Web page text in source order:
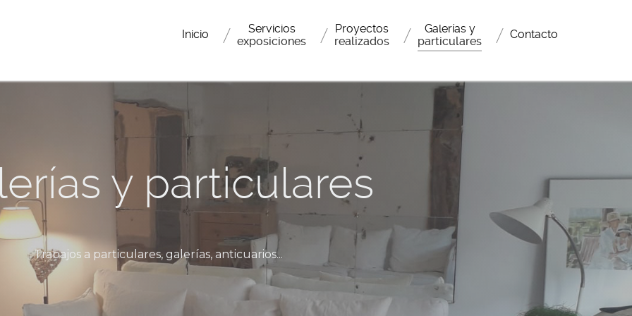
Inicio
Servicios
exposiciones
Proyectos
realizados
Galerías y
particulares
Contacto
y particulares
Trabajos a particulares, galerías, anticuarios...